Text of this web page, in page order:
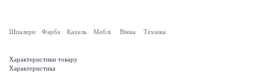
Шпалери Фарба Кахель Меблі Вікна Техніка
Характеристики товару
Характеристика